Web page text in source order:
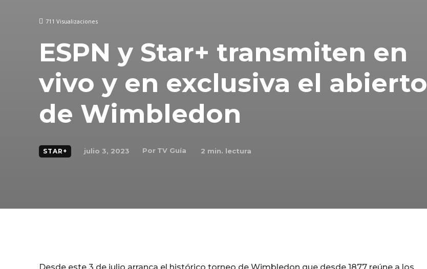
711 Visualizaciones
ESPN y Star+ transmiten en
vivo y en exclusiva el abierto
de Wimbledon
STAR+ julio 3, 2023 Por TV Guía 2 min. lectura